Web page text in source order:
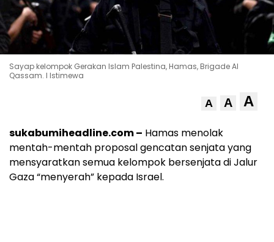
Sayap kelompok Gerakan Islam Palestina, Hamas, Brigade Al
Qassam. l Istimewa
A A A
sukabumiheadline.com – Hamas menolak
mentah-mentah proposal gencatan senjata yang
mensyaratkan semua kelompok bersenjata di Jalur
Gaza “menyerah” kepada Israel.